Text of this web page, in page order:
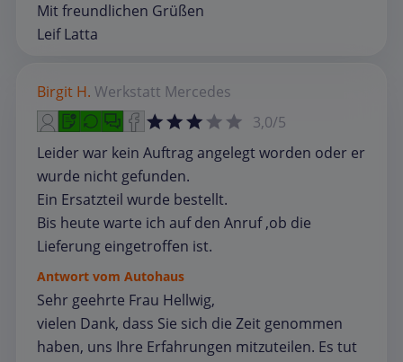
Mit freundlichen Grüßen
Leif Latta
Birgit H. Werkstatt Mercedes
3,0/5
Leider war kein Auftrag angelegt worden oder er
wurde nicht gefunden.
Ein Ersatzteil wurde bestellt.
Bis heute warte ich auf den Anruf ,ob die
Lieferung eingetroffen ist.
Antwort vom Autohaus
Sehr geehrte Frau Hellwig,
vielen Dank, dass Sie sich die Zeit genommen
haben, uns Ihre Erfahrungen mitzuteilen. Es tut